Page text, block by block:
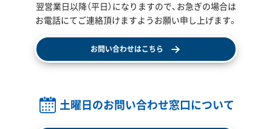
翌営業日以降（平日）になりますので、 お急ぎの場合は
お電話にてご連絡頂けますようお願い申し上げます。
お問い合わせはこちら
土曜日のお問い合わせ窓口について